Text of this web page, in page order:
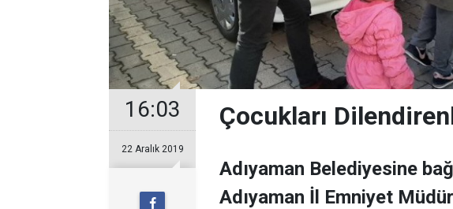
16:03
22 Aralık 2019
Çocukları
Adıyaman Belediyesine
Adıyaman İl Emniyet